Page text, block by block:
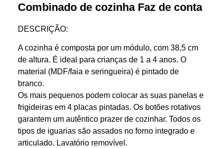
Combinado de cozinha Faz de conta
DESCRIÇÃO:
A cozinha é composta por um módulo, com 38,5 cm
de altura. É ideal para crianças de 1 a 4 anos. O
material (MDF/faia e seringueira) é pintado de
branco.
Os mais pequenos podem colocar as suas panelas e
frigideiras em 4 placas pintadas. Os botões rotativos
garantem um autêntico prazer de cozinhar. Todos os
tipos de iguarias são assados no forno integrado e
articulado. Lavatório removível.